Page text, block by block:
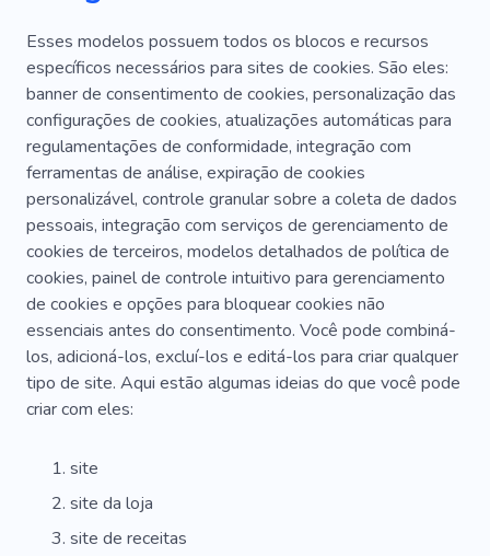
Esses modelos possuem todos os blocos e recursos
específicos necessários para sites de cookies. São eles:
banner de consentimento de cookies, personalização das
configurações de cookies, atualizações automáticas para
regulamentações de conformidade, integração com
ferramentas de análise, expiração de cookies
personalizável, controle granular sobre a coleta de dados
pessoais, integração com serviços de gerenciamento de
cookies de terceiros, modelos detalhados de política de
cookies, painel de controle intuitivo para gerenciamento
de cookies e opções para bloquear cookies não
essenciais antes do consentimento. Você pode combiná-
los, adicioná-los, excluí-los e editá-los para criar qualquer
tipo de site. Aqui estão algumas ideias do que você pode
criar com eles:
site
site da loja
site de receitas